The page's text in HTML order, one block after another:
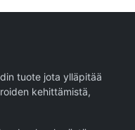
tuote jota ylläpitää
kehittämistä,